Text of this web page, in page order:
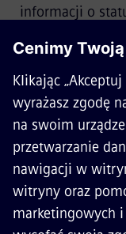
informacji o
Broszura
Clearguard
Clearguard ZP
kół, a
do